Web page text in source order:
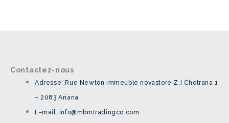
Contactez-nous
Adresse: Rue Newton immeuble novastore Z.I Chotrana 1
– 2083 Ariana
E-mail: info@mbmtradingco.com